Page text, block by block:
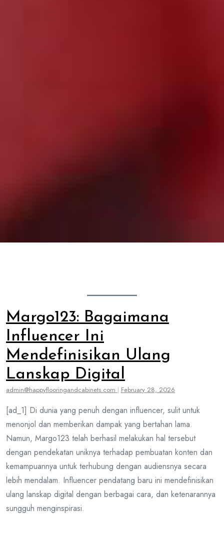
Margo123: Bagaimana
Influencer Ini
Mendefinisikan Ulang
Lanskap Digital
admin@happyflooringandcabinets.com | February 28, 2026
[ad_1] Di dunia yang penuh dengan influencer, sulit untuk
menonjol dan memberikan dampak yang bertahan lama.
Namun, Margo123 telah berhasil melakukan hal tersebut
dengan pendekatan uniknya terhadap pembuatan konten dan
kemampuannya untuk terhubung dengan audiensnya secara
lebih mendalam. Influencer pendatang baru ini mendefinisikan
ulang lanskap digital dengan berbagai cara, dan ketenarannya
sungguh menginspirasi.